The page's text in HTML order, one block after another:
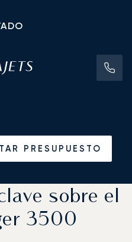
PRESUPUESTO
sobre el
3500